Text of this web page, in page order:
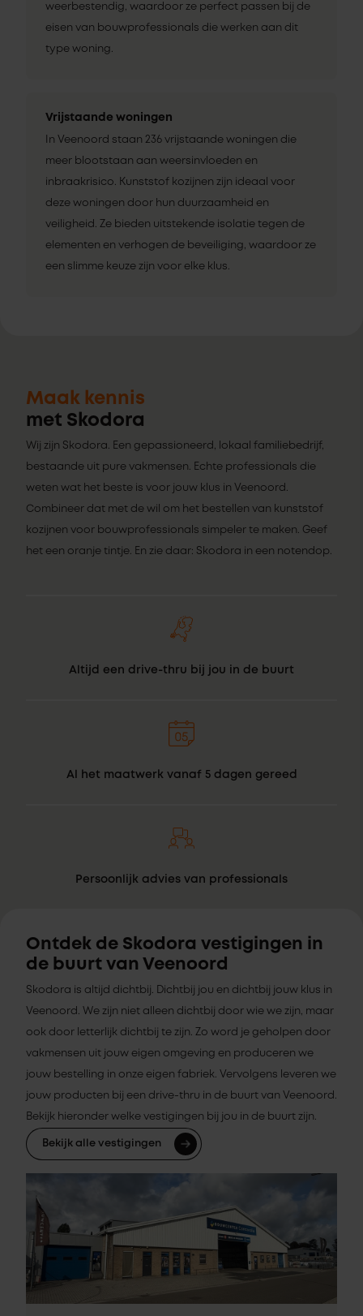
weerbestendig, waardoor ze perfect passen bij de
eisen van bouwprofessionals die werken aan dit
type woning.
Vrijstaande woningen
In Veenoord staan 236 vrijstaande woningen die
meer blootstaan aan weersinvloeden en
inbraakrisico. Kunststof kozijnen zijn ideaal voor
deze woningen door hun duurzaamheid en
veiligheid. Ze bieden uitstekende isolatie tegen de
elementen en verhogen de beveiliging, waardoor ze
een slimme keuze zijn voor elke klus.
Maak kennis
met Skodora
Wij zijn Skodora. Een gepassioneerd, lokaal familiebedrijf,
bestaande uit pure vakmensen. Echte professionals die
weten wat het beste is voor jouw klus in Veenoord.
Combineer dat met de wil om het bestellen van kunststof
kozijnen voor bouwprofessionals simpeler te maken. Geef
het een oranje tintje. En zie daar: Skodora in een notendop.
Altijd een drive-thru bij jou in de buurt
Al het maatwerk vanaf 5 dagen gereed
Persoonlijk advies van professionals
Ontdek de Skodora vestigingen in
de buurt van Veenoord
Skodora is altijd dichtbij. Dichtbij jou en dichtbij jouw klus in
Veenoord. We zijn niet alleen dichtbij door wie we zijn, maar
ook door letterlijk dichtbij te zijn. Zo word je geholpen door
vakmensen uit jouw eigen omgeving en produceren we
jouw bestelling in onze eigen fabriek. Vervolgens leveren we
jouw producten bij een drive-thru in de buurt van Veenoord.
Bekijk hieronder welke vestigingen bij jou in de buurt zijn.
Bekijk alle vestigingen